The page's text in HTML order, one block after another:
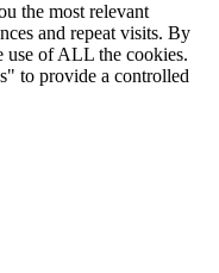
the most relevant
and repeat visits. By
use of ALL the cookies.
to provide a controlled